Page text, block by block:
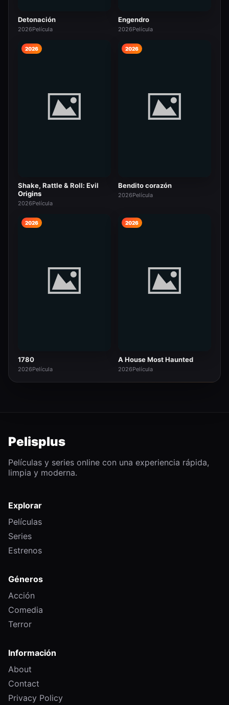
Detonación
2026Película
Engendro
2026Película
2026
Shake, Rattle & Roll: Evil
Origins
2026Película
2026
Bendito corazón
2026Película
2026
1780
2026Película
2026
A House Most Haunted
2026Película
Pelisplus
Películas y series online con una experiencia rápida,
limpia y moderna.
Explorar
Películas
Series
Estrenos
Géneros
Acción
Comedia
Terror
Información
About
Contact
Privacy Policy